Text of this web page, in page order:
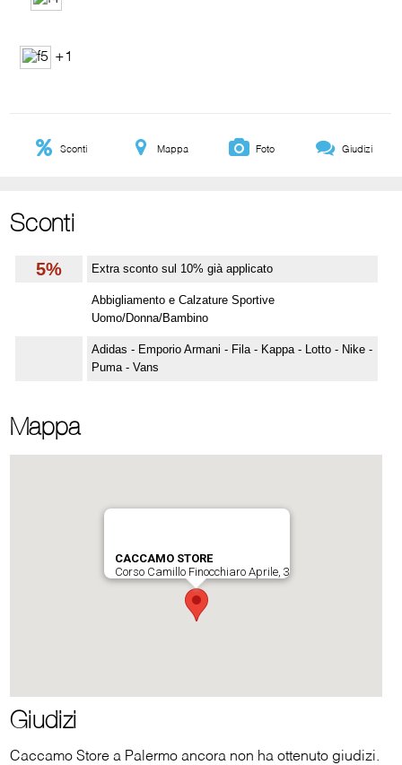
+1
Sconti Mappa Foto Giudizi
Sconti
5% Extra sconto sul 10% già applicato
Abbigliamento e Calzature Sportive
Uomo/Donna/Bambino
Adidas - Emporio Armani - Fila - Kappa - Lotto - Nike -
Puma - Vans
Mappa
Giudizi
Caccamo Store a Palermo ancora non ha ottenuto giudizi.